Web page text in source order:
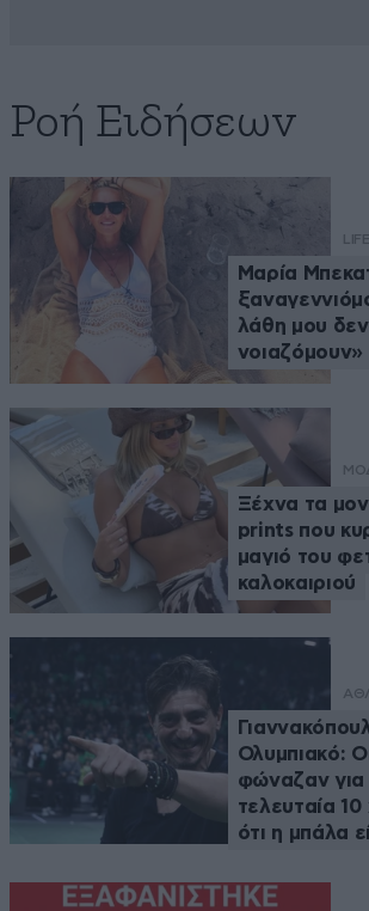
Ροή Ειδήσεων
Μαρία
λάθη μου
νοιαζόμουν»
Ξέχνα τα
prints που
μαγιό του
καλοκαιριού
Ολυμπιακό:
φώναζαν για
τελευταία
ότι η μπάλα